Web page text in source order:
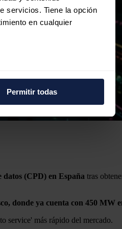
servicios. Tiene la opción
en cualquier
Permitir todas
datos (CPD) en España tras
donde ya cuenta con 450 MW
service' más rápido del mercado.